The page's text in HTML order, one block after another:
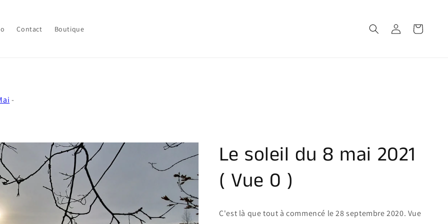
Contact Boutique Connexion Panier
-
Le soleil du 8 mai 2021
( Vue 0 )
C'est là que tout à commencé le 28 septembre 2020. Vue